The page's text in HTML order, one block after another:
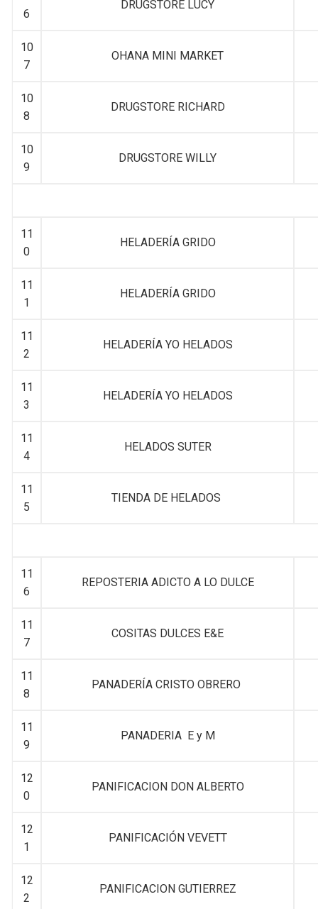
6
DRUGSTORE LUCY
10
7
OHANA MINI MARKET
10
8
DRUGSTORE RICHARD
10
9
DRUGSTORE WILLY
11
0
HELADERÍA GRIDO
11
1
HELADERÍA GRIDO
11
2
HELADERÍA YO HELADOS
11
3
HELADERÍA YO HELADOS
11
4
HELADOS SUTER
11
5
TIENDA DE HELADOS
11
6
REPOSTERIA ADICTO A LO DULCE
11
7
COSITAS DULCES E&E
11
8
PANADERÍA CRISTO OBRERO
11
9
PANADERIA E y M
12
0
PANIFICACION DON ALBERTO
12
1
PANIFICACIÓN VEVETT
12
2
PANIFICACION GUTIERREZ